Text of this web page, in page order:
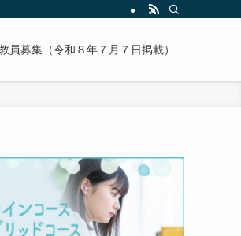
員募集（令和８年７月７日掲載）